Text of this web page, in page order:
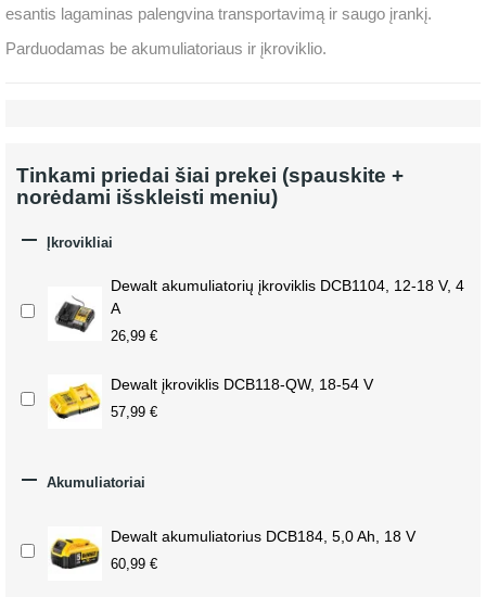
esantis lagaminas palengvina transportavimą ir saugo įrankį.
Parduodamas be akumuliatoriaus ir įkroviklio.
Tinkami priedai šiai prekei (spauskite +
norėdami išskleisti meniu)
 Įkrovikliai
Dewalt akumuliatorių įkroviklis DCB1104, 12-18 V, 4
A
26,99 €
Dewalt įkroviklis DCB118-QW, 18-54 V
57,99 €
 Akumuliatoriai
Dewalt akumuliatorius DCB184, 5,0 Ah, 18 V
60,99 €